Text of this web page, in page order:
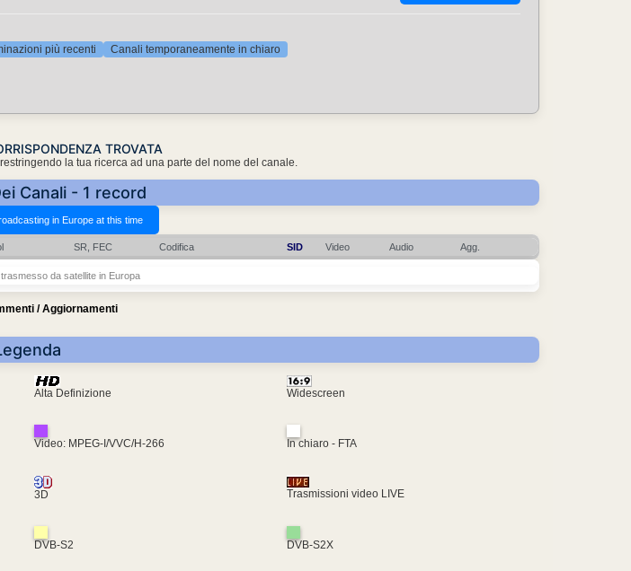
più recenti Canali temporaneamente in chiaro
TROVATA
la tua ricerca ad una parte del nome del canale.
Canali - 1 record
SR, FEC Codifica SID Video Audio Agg.
da satellite in Europa
/ Aggiornamenti
Alta Definizione Widescreen
Video: MPEG-I/VVC/H-266 In chiaro - FTA
3D Trasmissioni video LIVE
DVB-S2 DVB-S2X